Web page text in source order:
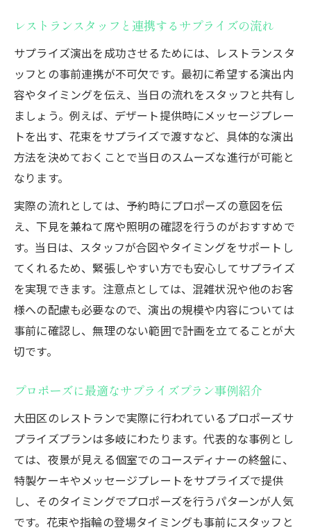
レストランスタッフと連携するサプライズの流れ
サプライズ演出を成功させるためには、レストランスタ
ッフとの事前連携が不可欠です。最初に希望する演出内
容やタイミングを伝え、当日の流れをスタッフと共有し
ましょう。例えば、デザート提供時にメッセージプレー
トを出す、花束をサプライズで渡すなど、具体的な演出
方法を決めておくことで当日のスムーズな進行が可能と
なります。
実際の流れとしては、予約時にプロポーズの意図を伝
え、下見を兼ねて席や照明の確認を行うのがおすすめで
す。当日は、スタッフが合図やタイミングをサポートし
てくれるため、緊張しやすい方でも安心してサプライズ
を実現できます。注意点としては、混雑状況や他のお客
様への配慮も必要なので、演出の規模や内容については
事前に確認し、無理のない範囲で計画を立てることが大
切です。
プロポーズに最適なサプライズプラン事例紹介
大田区のレストランで実際に行われているプロポーズサ
プライズプランは多岐にわたります。代表的な事例とし
ては、夜景が見える個室でのコースディナーの終盤に、
特製ケーキやメッセージプレートをサプライズで提供
し、そのタイミングでプロポーズを行うパターンが人気
です。花束や指輪の登場タイミングも事前にスタッフと